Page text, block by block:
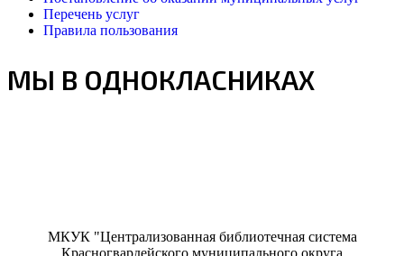
Перечень услуг
Правила пользования
МЫ В ОДНОКЛАСНИКАХ
МКУК "Централизованная библиотечная система